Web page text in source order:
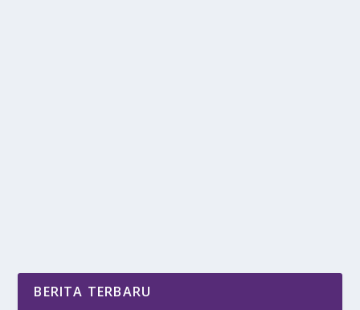
BERITA TERBARU